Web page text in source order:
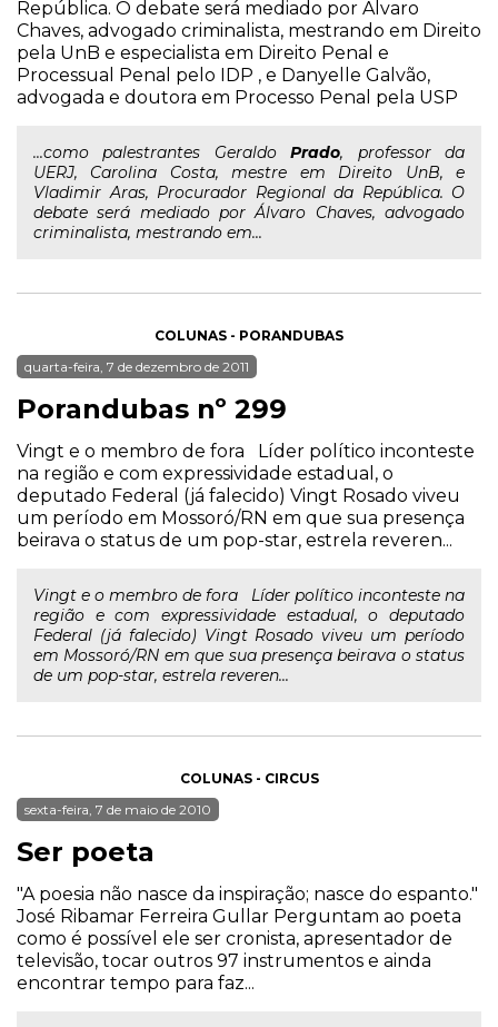
República. O debate será mediado por Álvaro
Chaves, advogado criminalista, mestrando em Direito
pela UnB e especialista em Direito Penal e
Processual Penal pelo IDP , e Danyelle Galvão,
advogada e doutora em Processo Penal pela USP
...como palestrantes GeraldoPrado, professor da
UERJ, Carolina Costa, mestre em Direito UnB, e
Vladimir Aras, Procurador Regional da República. O
debate será mediado por Álvaro Chaves, advogado
criminalista, mestrando em...
COLUNAS - PORANDUBAS
quarta-feira, 7 de dezembro de 2011
Porandubas nº 299
Vingt e o membro de fora Líder político inconteste
na região e com expressividade estadual, o
deputado Federal (já falecido) Vingt Rosado viveu
um período em Mossoró/RN em que sua presença
beirava o status de um pop-star, estrela reveren...
Vingt e o membro de fora Líder político inconteste na
região e com expressividade estadual, o deputado
Federal (já falecido) Vingt Rosado viveu um período
em Mossoró/RN em que sua presença beirava o status
de um pop-star, estrela reveren...
COLUNAS - CIRCUS
sexta-feira, 7 de maio de 2010
Ser poeta
"A poesia não nasce da inspiração; nasce do espanto."
José Ribamar Ferreira Gullar Perguntam ao poeta
como é possível ele ser cronista, apresentador de
televisão, tocar outros 97 instrumentos e ainda
encontrar tempo para faz...